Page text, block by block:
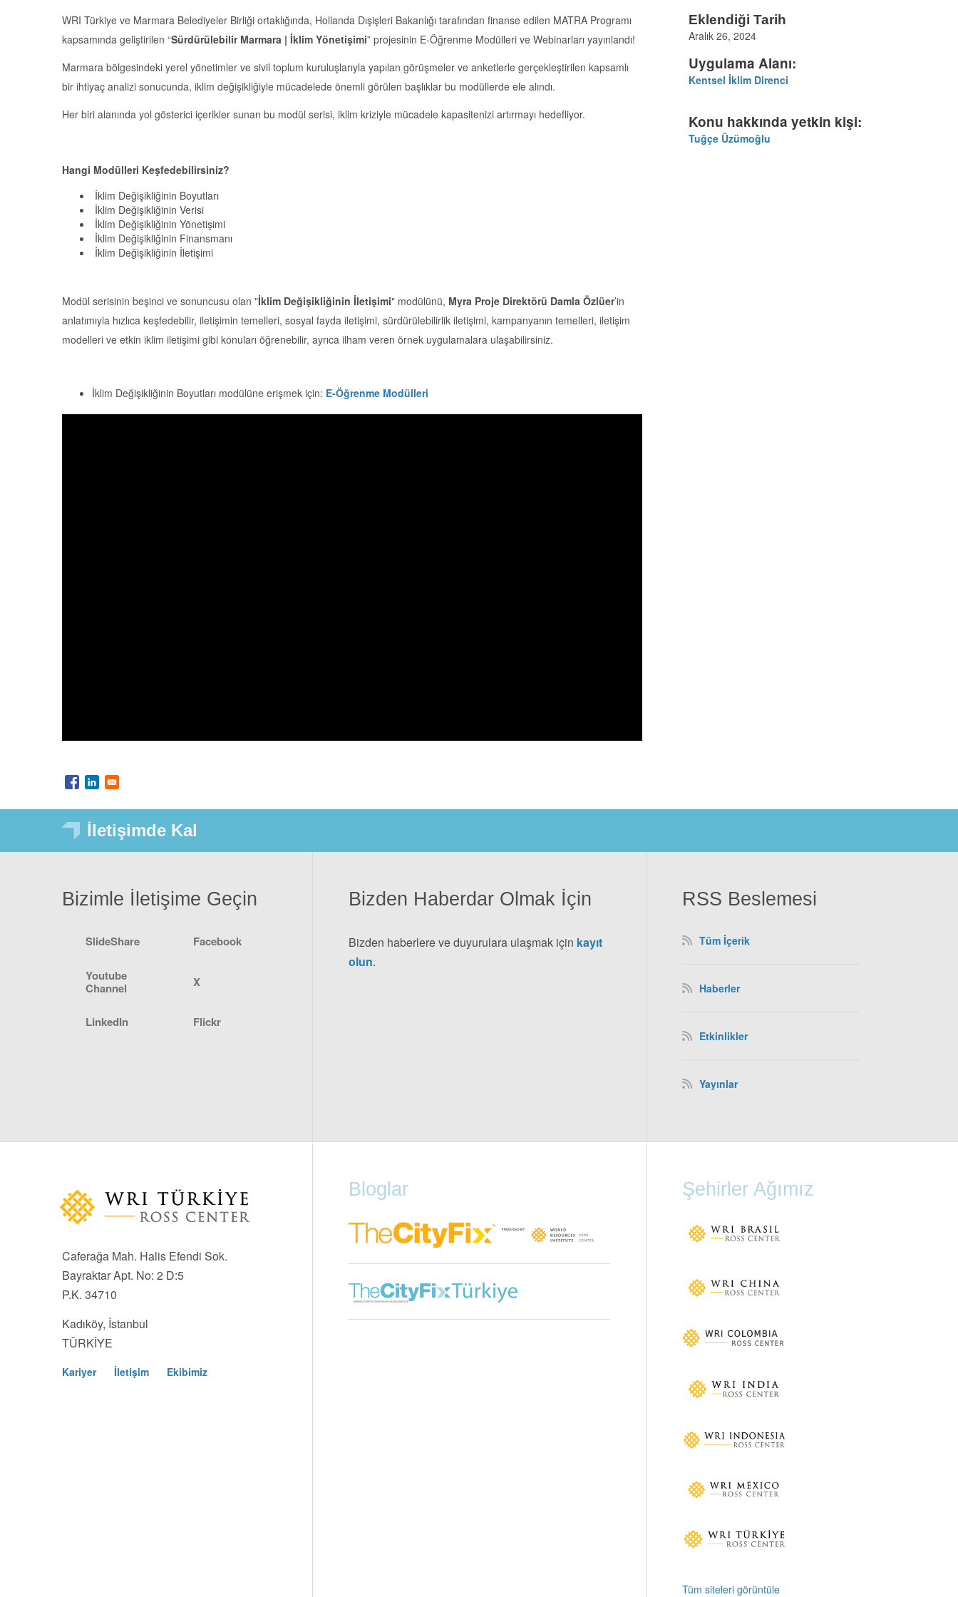
WRI Türkiye ve Marmara Belediyeler Birliği ortaklığında, Hollanda Dışişleri Bakanlığı tarafından finanse edilen MATRA Programı
kapsamında geliştirilen “Sürdürülebilir Marmara | İklim Yönetişimi” projesinin E-Öğrenme Modülleri ve Webinarları yayınlandı!
Marmara bölgesindeki yerel yönetimler ve sivil toplum kuruluşlarıyla yapılan görüşmeler ve anketlerle gerçekleştirilen kapsamlı
bir ihtiyaç analizi sonucunda, iklim değişikliğiyle mücadelede önemli görülen başlıklar bu modüllerde ele alındı.
Her biri alanında yol gösterici içerikler sunan bu modül serisi, iklim kriziyle mücadele kapasitenizi artırmayı hedefliyor.
Hangi Modülleri Keşfedebilirsiniz?
İklim Değişikliğinin Boyutları
İklim Değişikliğinin Verisi
İklim Değişikliğinin Yönetişimi
İklim Değişikliğinin Finansmanı
İklim Değişikliğinin İletişimi
Modül serisinin beşinci ve sonuncusu olan "İklim Değişikliğinin İletişimi" modülünü, Myra Proje Direktörü Damla Özlüer’in
anlatımıyla hızlıca keşfedebilir, iletişimin temelleri, sosyal fayda iletişimi, sürdürülebilirlik iletişimi, kampanyanın temelleri, iletişim
modelleri ve etkin iklim iletişimi gibi konuları öğrenebilir, ayrıca ilham veren örnek uygulamalara ulaşabilirsiniz.
İklim Değişikliğinin Boyutları modülüne erişmek için: E-Öğrenme Modülleri
Eklendiği Tarih
Aralık 26, 2024
Uygulama Alanı:
Kentsel İklim Direnci
Konu hakkında yetkin kişi:
Tuğçe Üzümoğlu
İletişimde Kal
RSS Beslemesi
Tüm İçerik
Haberler
Etkinlikler
Yayınlar
Bizden Haberdar Olmak İçin
Bizden haberlere ve duyurulara ulaşmak için kayıt
olun.
Bizimle İletişime Geçin
SlideShare Facebook
Youtube
Channel
X
LinkedIn Flickr
Bloglar Şehirler Ağımız
Tüm siteleri görüntüle
Caferağa Mah. Halis Efendi Sok.
Bayraktar Apt. No: 2 D:5
P.K. 34710
Kadıköy, İstanbul
TÜRKİYE
Kariyer İletişim Ekibimiz